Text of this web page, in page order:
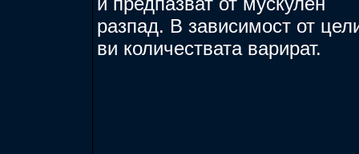
разпад. В зависимост от
ви количествата варират.